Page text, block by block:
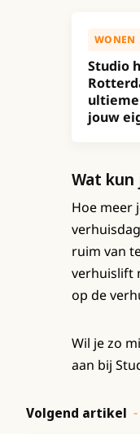
WONEN
Studio
jouw
Wat
Hoe meer
ruim van
verhuislift
op de
Wil je zo
aan bij
Volgend artikel